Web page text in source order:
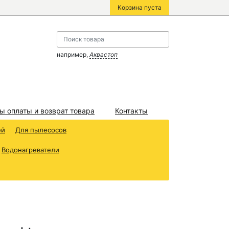
Корзина пуста
например, Аквастоп
оплаты и возврат товара Контакты
Для пылесосов
Водонагреватели